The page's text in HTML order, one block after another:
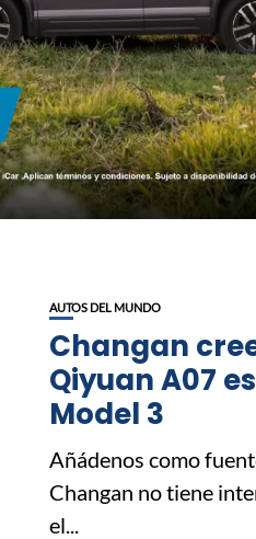
AUTOS DEL MUNDO
Changan
Qiyuan A07
Model 3
Añádenos como
Changan no tiene
el...